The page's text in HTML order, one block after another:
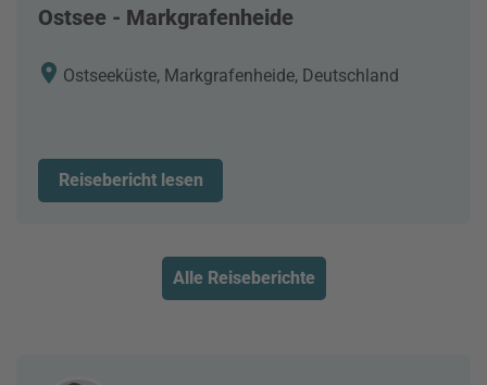
Ostsee - Markgrafenheide
Ostseeküste, Markgrafenheide, Deutschland
Reisebericht lesen
Alle Reiseberichte